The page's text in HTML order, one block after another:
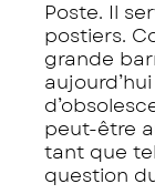
Poste. Il
postiers.
grande
peut-être
tant que
question